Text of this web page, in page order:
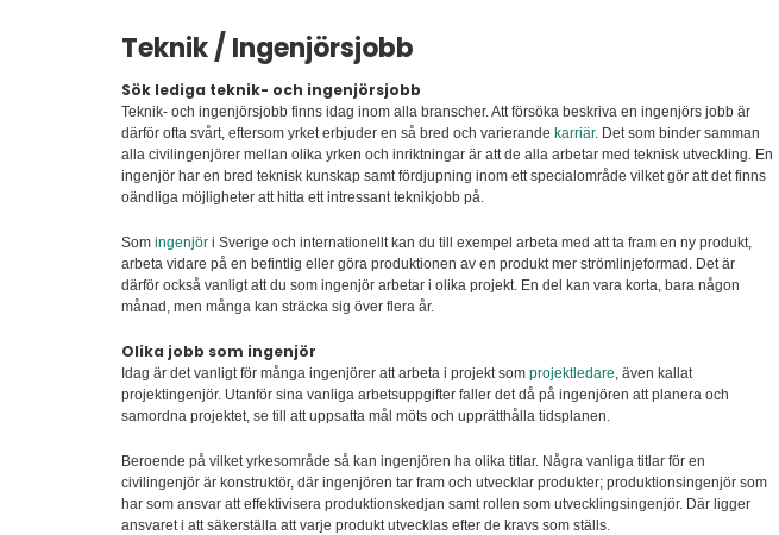
Teknik / Ingenjörsjobb
Sök lediga teknik- och ingenjörsjobb
Teknik- och ingenjörsjobb finns idag inom alla branscher. Att försöka beskriva en ingenjörs jobb är
därför ofta svårt, eftersom yrket erbjuder en så bred och varierande karriär. Det som binder samman
alla civilingenjörer mellan olika yrken och inriktningar är att de alla arbetar med teknisk utveckling. En
ingenjör har en bred teknisk kunskap samt fördjupning inom ett specialområde vilket gör att det finns
oändliga möjligheter att hitta ett intressant teknikjobb på.
Som ingenjör i Sverige och internationellt kan du till exempel arbeta med att ta fram en ny produkt,
arbeta vidare på en befintlig eller göra produktionen av en produkt mer strömlinjeformad. Det är
därför också vanligt att du som ingenjör arbetar i olika projekt. En del kan vara korta, bara någon
månad, men många kan sträcka sig över flera år.
Olika jobb som ingenjör
Idag är det vanligt för många ingenjörer att arbeta i projekt som projektledare, även kallat
projektingenjör. Utanför sina vanliga arbetsuppgifter faller det då på ingenjören att planera och
samordna projektet, se till att uppsatta mål möts och upprätthålla tidsplanen.
Beroende på vilket yrkesområde så kan ingenjören ha olika titlar. Några vanliga titlar för en
civilingenjör är konstruktör, där ingenjören tar fram och utvecklar produkter; produktionsingenjör som
har som ansvar att effektivisera produktionskedjan samt rollen som utvecklingsingenjör. Där ligger
ansvaret i att säkerställa att varje produkt utvecklas efter de kravs som ställs.